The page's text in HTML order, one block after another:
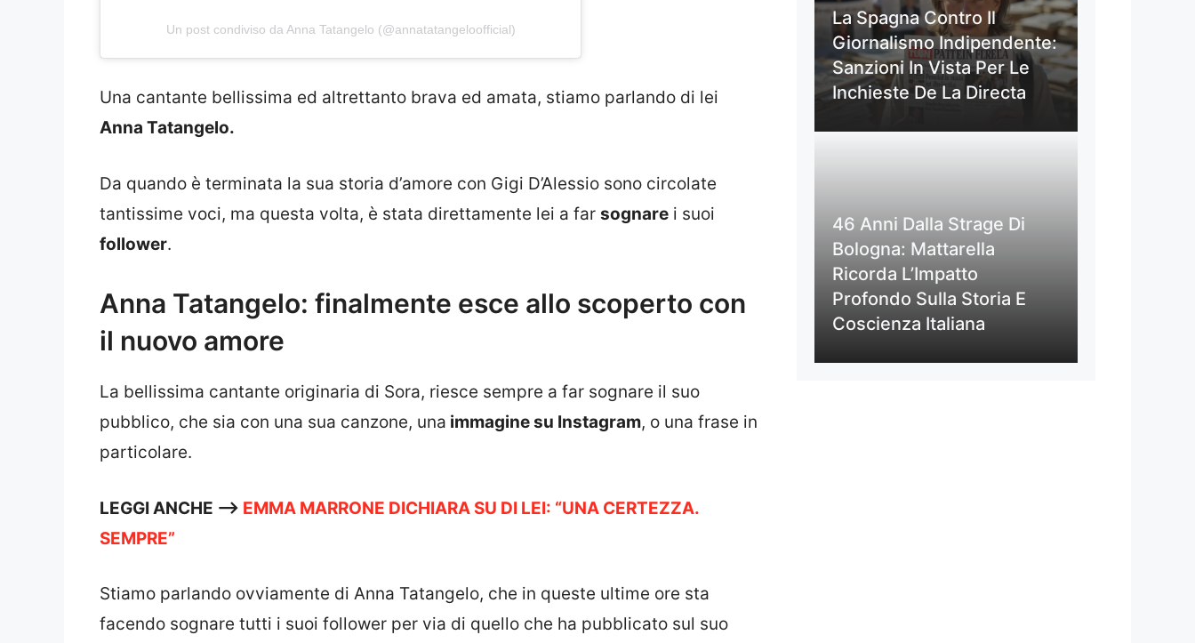
Un post condiviso da Anna Tatangelo (@annatatangeloofficial)
Una cantante bellissima ed altrettanto brava ed amata, stiamo parlando di lei
Anna Tatangelo.
Da quando è terminata la sua storia d’amore con Gigi D’Alessio sono circolate
tantissime voci, ma questa volta, è stata direttamente lei a far sognare i suoi
follower.
Anna Tatangelo: finalmente esce allo scoperto con
il nuovo amore
La bellissima cantante originaria di Sora, riesce sempre a far sognare il suo
pubblico, che sia con una sua canzone, una immagine su Instagram, o una frase in
particolare.
LEGGI ANCHE —> EMMA MARRONE DICHIARA SU DI LEI: “UNA CERTEZZA.
SEMPRE”
Stiamo parlando ovviamente di Anna Tatangelo, che in queste ultime ore sta
facendo sognare tutti i suoi follower per via di quello che ha pubblicato sul suo
La Spagna Contro Il
Giornalismo Indipendente:
Sanzioni In Vista Per Le
Inchieste De La Directa
46 Anni Dalla Strage Di
Bologna: Mattarella
Ricorda L’Impatto
Profondo Sulla Storia E
Coscienza Italiana